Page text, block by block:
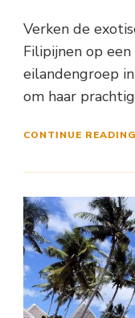
Verken de
Filipijnen op
eilandengroep
om haar
CONTINUE READING